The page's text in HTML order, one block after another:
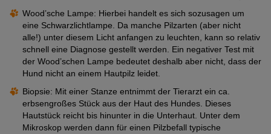
Wood’sche Lampe: Hierbei handelt es sich sozusagen um
eine Schwarzlichtlampe. Da manche Pilzarten (aber nicht
alle!) unter diesem Licht anfangen zu leuchten, kann so relativ
schnell eine Diagnose gestellt werden. Ein negativer Test mit
der Wood’schen Lampe bedeutet deshalb aber nicht, dass der
Hund nicht an einem Hautpilz leidet.
Biopsie: Mit einer Stanze entnimmt der Tierarzt ein ca.
erbsengroßes Stück aus der Haut des Hundes. Dieses
Hautstück reicht bis hinunter in die Unterhaut. Unter dem
Mikroskop werden dann für einen Pilzbefall typische